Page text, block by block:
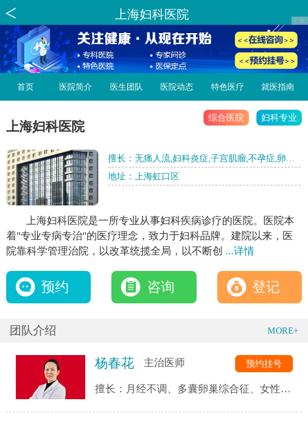
上海妇科医院
首页 医院简介 医生团队 医院动态 特色医疗 就医指南
上海妇科医院
综合医院 妇科专业
擅长：无痛人流,妇科炎症,子宫肌瘤,不孕症,卵巢
囊肿,私密整形,月经不调
地址：上海虹口区
上海妇科医院是一所专业从事妇科疾病诊疗的医院。医院本
着"专业专病专治"的医疗理念，致力于妇科品牌。建院以来，医
院靠科学管理治院，以改革统揽全局，以不断创 ...详情
预约 咨询 登记
团队介绍 MORE+
杨春花 主治医师
擅长：月经不调、多囊卵巢综合征、女性不
预约挂号